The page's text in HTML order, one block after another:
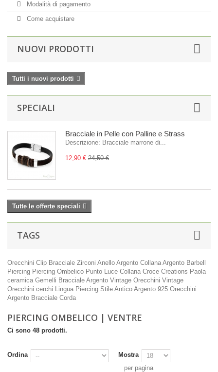
Modalità di pagamento
Come acquistare
NUOVI PRODOTTI
Tutti i nuovi prodotti
SPECIALI
Bracciale in Pelle con Palline e Strass
Descrizione: Bracciale marrone di...
12,90 € 24,50 €
Tutte le offerte speciali
TAGS
Orecchini Clip Bracciale Zirconi Anello Argento Collana Argento Barbell
Piercing Piercing Ombelico Punto Luce Collana Croce Creations Paola
ceramica Gemelli Bracciale Argento Vintage Orecchini Vintage
Orecchini cerchi Lingua Piercing Stile Antico Argento 925 Orecchini
Argento Bracciale Corda
PIERCING OMBELICO | VENTRE
Ci sono 48 prodotti.
Ordina
Mostra
per pagina